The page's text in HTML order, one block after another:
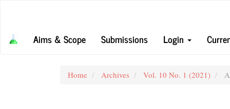
Content
Aims & Scope
Submissions Login
Home Archives Vol. 10 No. 1 (2021)